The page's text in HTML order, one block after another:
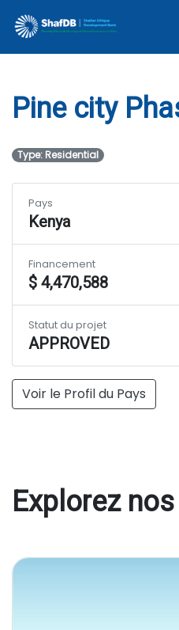
Pine city
Pine city
Type: Residential
Voir le Profil du Pays
Pays
Kenya
Financement
$ 4,470,588
Statut du projet
APPROVED
Explorez